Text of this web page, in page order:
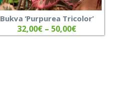
Bukva ‘Purpurea Tricolor’
32,00€ – 50,00€